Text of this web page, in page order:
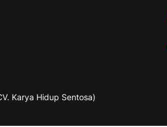
Karya Hidup Sentosa)